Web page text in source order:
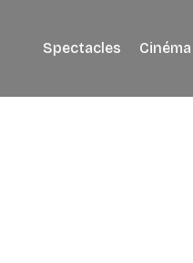
Spectacles Cinéma